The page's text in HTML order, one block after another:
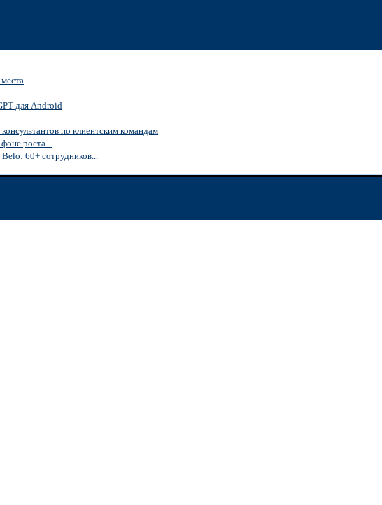
для Android
по клиентским командам
роста...
60+ сотрудников...